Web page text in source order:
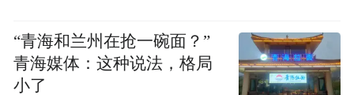
“青海和兰州在抢一碗面？”
青海媒体：这种说法，格局
小了